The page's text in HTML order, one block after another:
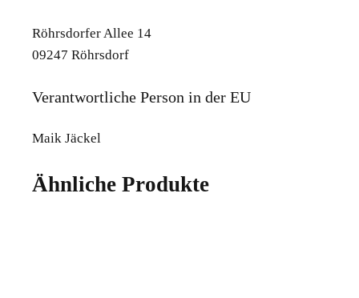
Röhrsdorfer Allee 14
09247 Röhrsdorf
Verantwortliche Person in der EU
Maik Jäckel
Ähnliche Produkte